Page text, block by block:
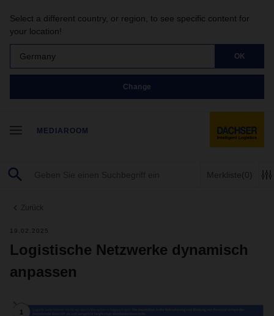
Select a different country, or region, to see specific content for
your location!
Germany OK
Change
MEDIAROOM
Merkliste(0)
Zurück
19.02.2025
Logistische Netzwerke dynamisch
anpassen